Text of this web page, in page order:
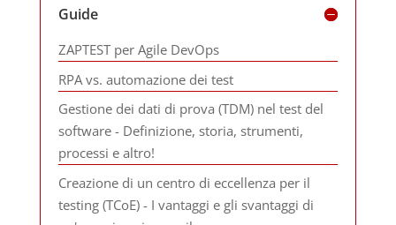
Guide
ZAPTEST per Agile DevOps
RPA vs. automazione dei test
Gestione dei dati di prova (TDM) nel test del
software - Definizione, storia, strumenti,
processi e altro!
Creazione di un centro di eccellenza per il
testing (TCoE) - I vantaggi e gli svantaggi di